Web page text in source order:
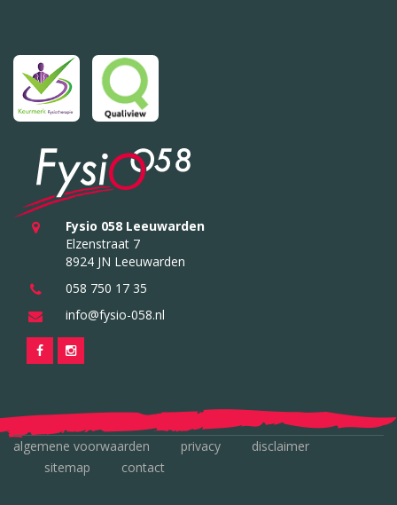
Fysio 058 Leeuwarden
Elzenstraat 7
8924 JN Leeuwarden
058 750 17 35
info@fysio-058.nl
algemene voorwaarden privacy
disclaimer
sitemap
contact